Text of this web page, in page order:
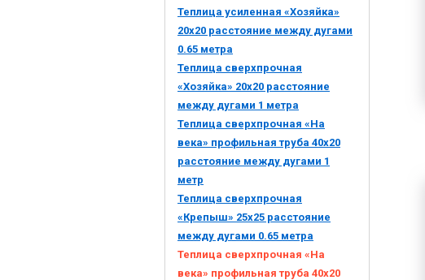
Теплица усиленная «Хозяйка»
20х20 расстояние между дугами
0.65 метра
Теплица сверхпрочная
«Хозяйка» 20х20 расстояние
между дугами 1 метра
Теплица сверхпрочная «На
века» профильная труба 40х20
расстояние между дугами 1
метр
Теплица сверхпрочная
«Крепыш» 25х25 расстояние
между дугами 0.65 метра
Теплица сверхпрочная «На
века» профильная труба 40х20